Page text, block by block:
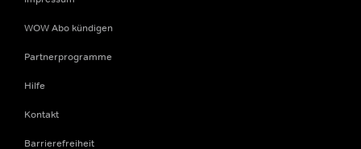
WOW Abo kündigen
Partnerprogramme
Hilfe
Kontakt
Barrierefreiheit